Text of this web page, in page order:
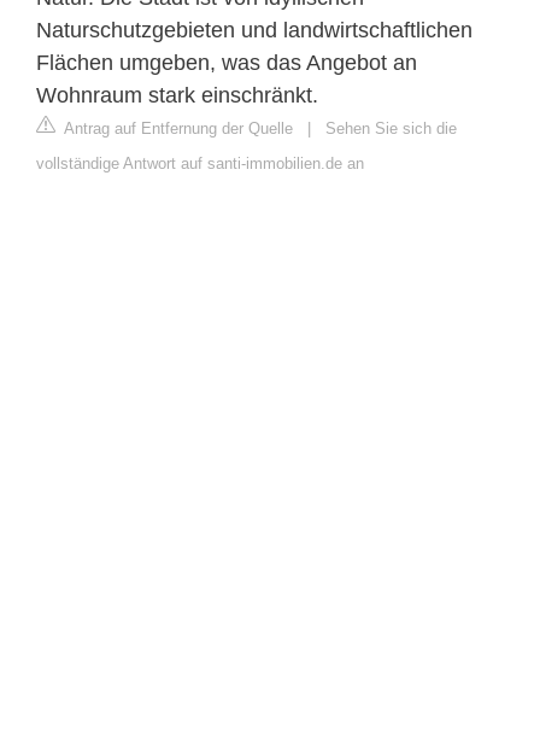
Naturschutzgebieten und landwirtschaftlichen
Flächen umgeben, was das Angebot an
Wohnraum stark einschränkt.
Antrag auf Entfernung der Quelle | Sehen Sie sich die
vollständige Antwort auf santi-immobilien.de an